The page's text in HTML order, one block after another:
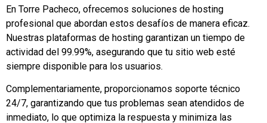
En Torre Pacheco, ofrecemos soluciones de hosting
profesional que abordan estos desafíos de manera eficaz.
Nuestras plataformas de hosting garantizan un tiempo de
actividad del 99.99%, asegurando que tu sitio web esté
siempre disponible para los usuarios.
Complementariamente, proporcionamos soporte técnico
24/7, garantizando que tus problemas sean atendidos de
inmediato, lo que optimiza la respuesta y minimiza las